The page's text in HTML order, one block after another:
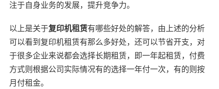
注于自身业务的发展，提升竞争力。
以上是关于复印机租赁有哪些好处的解答，由上述的分析
可以看到复印机租赁有那么多好处，还可以节省开支，对
于很多企业来说都会选择长期租赁，即一年起租赁，付费
方式则根据公司实际情况有的选择一年付一次，有的则按
月付租金。